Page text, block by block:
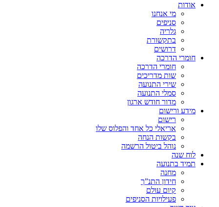
אודות
מי אנחנו
סניפים
גלריה
בתקשורת
דרושים
חומרי הדרכה
חומרי הדרכה
שות מדריכים
שירי התנועה
סמלי התנועה
מדור חודש ארגון
מידע ורישום
רישום
אריאלי כל אחד והפלוס שלו
בקשות הנחה
נוהל ביטול הרשמה
לוח שנה
תמיד בתנועה
מחנה
חידון התנ”ך
קיום עולם
פעילויות הסניפים